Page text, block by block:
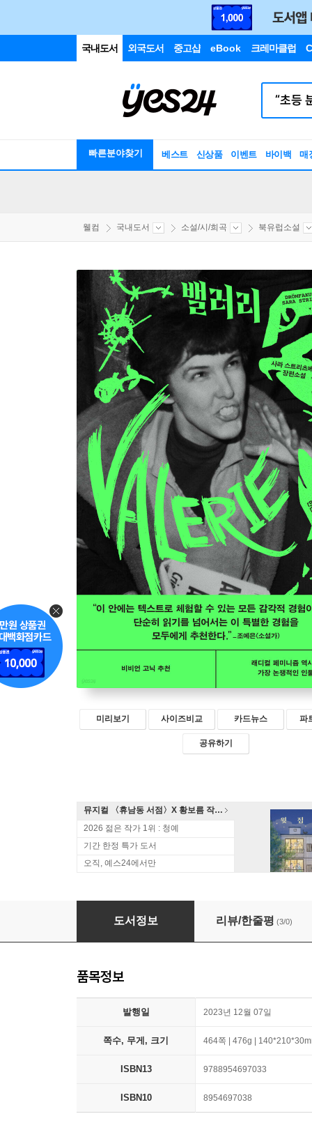
국내도서 외국도서 중고샵 eBook 크레마클럽
빠른분야찾기 베스트 신상품 이벤트 바이백 매
웰컴 국내도서 소설/시/희곡 북유럽소설
미리보기 사이즈비교 카드뉴스 파
공유하기
뮤지컬 〈휴남동 서점〉X 황보름 작가 북토크
2026 젊은 작가 1위 : 청예
기간 한정 특가 도서
오직, 예스24에서만
도서정보 리뷰/한줄평 (3/0)
품목정보
발행일 2023년 12월 07일
쪽수, 무게, 크기 464쪽 | 476g |
ISBN13 9788954697033
ISBN10 8954697038